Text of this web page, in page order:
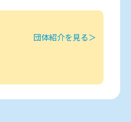
団体紹介を見る＞